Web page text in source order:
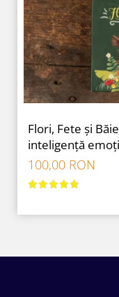
9 Ani
10 Ani
11 - 14 Ani
14+ Ani
Colecția Păcălici
TOATE JOCURILE
Flori, Fete și
inteligență
100,00 RON